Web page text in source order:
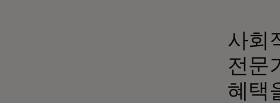
사회
전문
혜택